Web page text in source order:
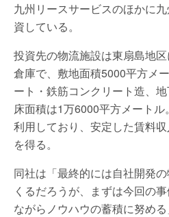
九州リースサービスのほかに
資している。
投資先の物流施設は東扇島地
倉庫で、敷地面積5000平方メ
ート・鉄筋コンクリート造、
床面積は1万6000平方メート
利用しており、安定した賃料
を得る。
同社は「最終的には自社開発
くるだろうが、まずは今回の
ながらノウハウの蓄積に努め